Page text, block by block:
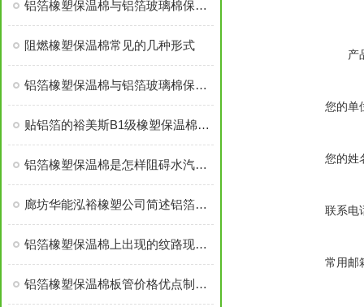
铝箔橡塑保温棉与铝箔玻璃棉保温棉哪个贵
阻燃橡塑保温棉常见的几种形式
铝箔橡塑保温棉与铝箔玻璃棉保温棉哪个价格高
贴铝箔的裕美斯B1级橡塑保温棉优点技术指标
铝箔橡塑保温棉是怎样阻碍水汽渗入的？
廊坊华能泓裕橡塑公司简述铝箔橡塑保温棉主要分类及性能优点
铝箔橡塑保温棉上出现的纹路现象探讨
铝箔橡塑保温棉板管价格优点制作工艺
产
您的单
您的姓
联系电
常用邮